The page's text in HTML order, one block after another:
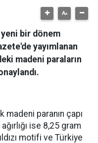
yeni bir dönem
yayımlanan
madeni paraların
madeni paranın çapı
ise 8,25 gram
motifi ve Türkiye